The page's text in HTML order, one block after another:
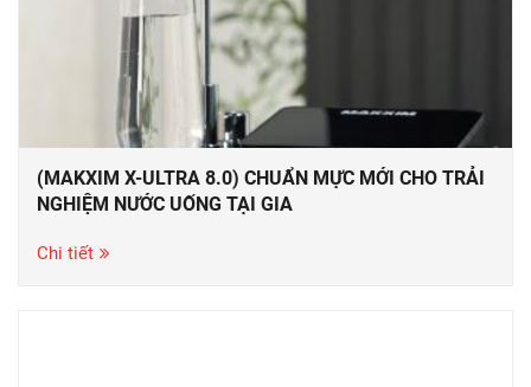
(MAKXIM X-ULTRA 8.0) CHUẨN MỰC MỚI CHO TRẢI
NGHIỆM NƯỚC UỐNG TẠI GIA
Chi tiết